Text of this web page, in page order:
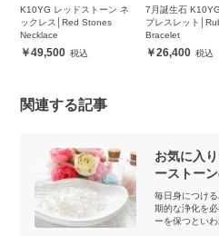
K10YG レッドストーン ネ
ックレス│Red Stones
Necklace
49,500
7月誕生石
ブレスレット
Bracelet
26,400
関連する記事
お気に入
ーストー
毎日身につけ
期的な浄化を
ーを保つとい